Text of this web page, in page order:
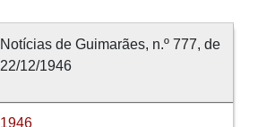
Notícias de Guimarães, n.º 777, de
22/12/1946
1946